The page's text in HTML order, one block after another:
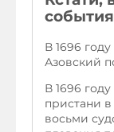
В 1696
Азовский
В 1696
пристани
восьми